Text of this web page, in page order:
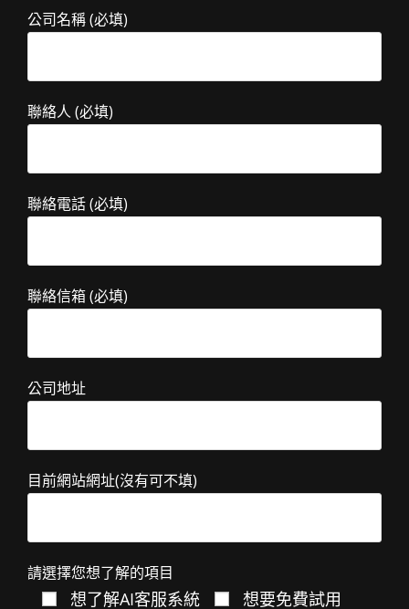
公司名稱 (必填)
聯絡人 (必填)
聯絡電話 (必填)
聯絡信箱 (必填)
公司地址
目前網站網址(沒有可不填)
請選擇您想了解的項目
想了解AI客服系統
想要免費試用